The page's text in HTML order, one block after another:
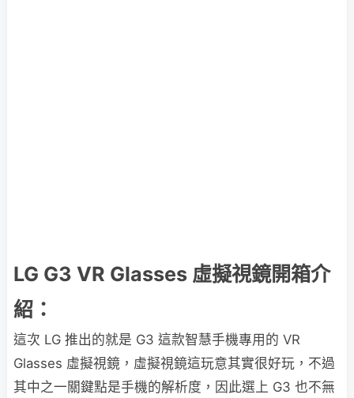
LG G3 VR Glasses 虛擬視鏡開箱介
紹：
這次 LG 推出的就是 G3 這款智慧手機專用的 VR
Glasses 虛擬視鏡，虛擬視鏡這玩意其實很好玩，不過
其中之一關鍵點是手機的解析度，因此選上 G3 也不無